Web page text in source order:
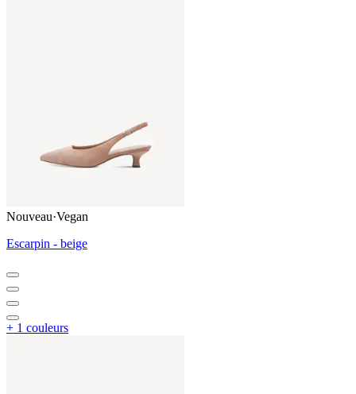
Nouveau·Vegan
Escarpin - beige
+ 1 couleurs